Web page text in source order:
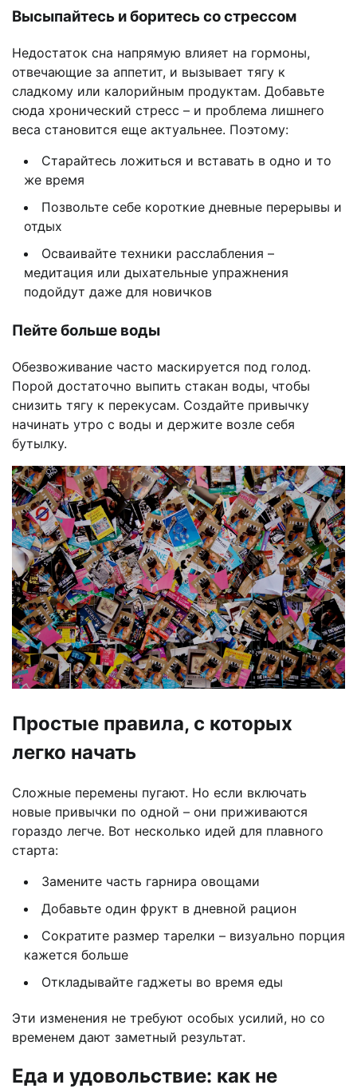
Высыпайтесь и боритесь со стрессом
Недостаток сна напрямую влияет на гормоны,
отвечающие за аппетит, и вызывает тягу к
сладкому или калорийным продуктам. Добавьте
сюда хронический стресс – и проблема лишнего
веса становится еще актуальнее. Поэтому:
Старайтесь ложиться и вставать в одно и то
же время
Позвольте себе короткие дневные перерывы и
отдых
Осваивайте техники расслабления –
медитация или дыхательные упражнения
подойдут даже для новичков
Пейте больше воды
Обезвоживание часто маскируется под голод.
Порой достаточно выпить стакан воды, чтобы
снизить тягу к перекусам. Создайте привычку
начинать утро с воды и держите возле себя
бутылку.
Простые правила, с которых
легко начать
Сложные перемены пугают. Но если включать
новые привычки по одной – они приживаются
гораздо легче. Вот несколько идей для плавного
старта:
Замените часть гарнира овощами
Добавьте один фрукт в дневной рацион
Сократите размер тарелки – визуально порция
кажется больше
Откладывайте гаджеты во время еды
Эти изменения не требуют особых усилий, но со
временем дают заметный результат.
Еда и удовольствие: как не